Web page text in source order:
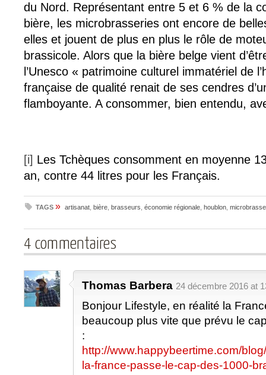
du Nord. Représentant entre 5 et 6 % de la
bière, les microbrasseries ont encore de
elles et jouent de plus en plus le rôle de
brassicole. Alors que la bière belge vient
l’Unesco « patrimoine culturel immatériel de
française de qualité renait de ses cendres
flamboyante. A consommer, bien entendu,
[i] Les Tchèques consomment en moyenne
an, contre 44 litres pour les Français.
TAGS » artisanat bière brasseurs économie régionale houblon
4 commentaires
Thomas Barbera 24 décembre 2016 at
Bonjour Lifestyle, en réalité la
beaucoup plus vite que prévu le
:
http://www.happybeertime.com/
la-france-passe-le-cap-des-1000-